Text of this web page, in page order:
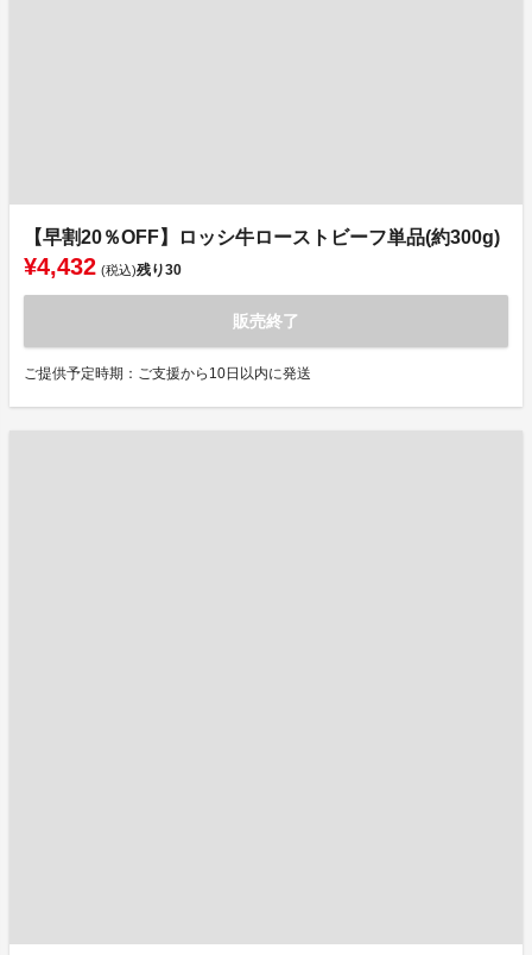
【早割20％OFF】ロッシ牛ローストビーフ単品(約300g)
¥4,432 (税込)残り30
販売終了
ご提供予定時期：ご支援から10日以内に発送